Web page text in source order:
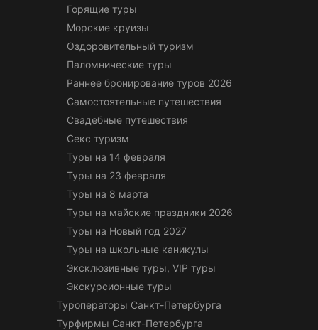
Горящие туры
Морские круизы
Оздоровительный туризм
Паломнические туры
Раннее бронирование туров 2026
Самостоятельные путешествия
Свадебные путешествия
Секс туризм
Туры на 14 февраля
Туры на 23 февраля
Туры на 8 марта
Туры на майские праздники 2026
Туры на Новый год 2027
Туры на школьные каникулы
Эксклюзивные туры, VIP туры
Экскурсионные туры
Туроператоры Санкт-Петербурга
Турфирмы Санкт-Петербурга